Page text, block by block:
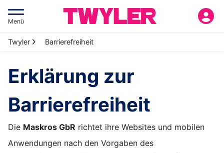
Menü
Twyler Barrierefreiheit
Erklärung zur
Barrierefreiheit
Die Maskros GbR richtet ihre Websites und mobilen
Anwendungen nach den Vorgaben des